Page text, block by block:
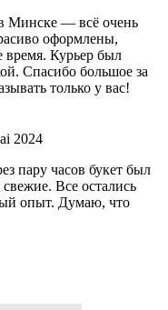
Минске — всё очень
оформлены,
время. Курьер был
Спасибо большое за
только у вас!
2024
пару часов букет был
Все остались
опыт. Думаю, что